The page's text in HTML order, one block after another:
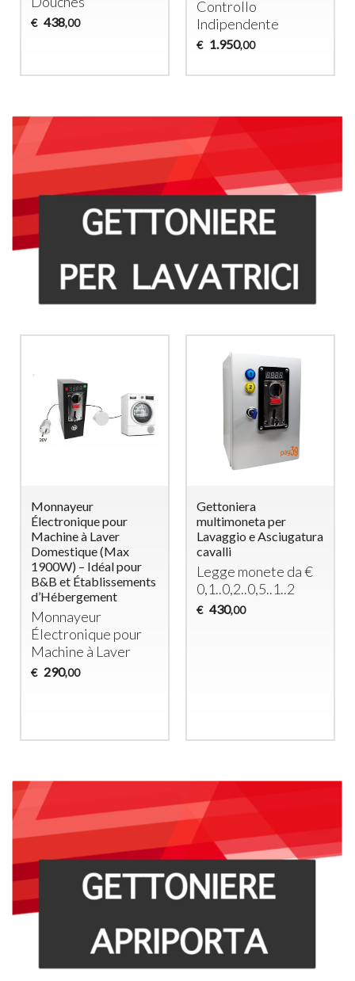
€ 438,00
Controllo
Indipendente
€ 1.950,00
Monnayeur
Électronique pour
Machine à Laver
Domestique (Max
1900W) – Idéal pour
B&B et Établissements
d’Hébergement
Monnayeur
Électronique pour
Machine à Laver
€ 290,00
Gettoniera
multimoneta per
Lavaggio e Asciugatura
cavalli
Legge monete da €
0,1..0,2..0,5..1..2
€ 430,00